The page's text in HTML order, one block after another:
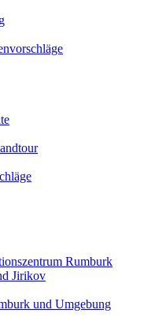
Rumburk
Jirikov
und Umgebung